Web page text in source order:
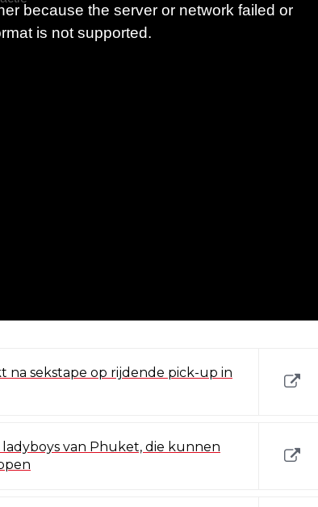
na sekstape op rijdende pick-up in
van Phuket, die kunnen